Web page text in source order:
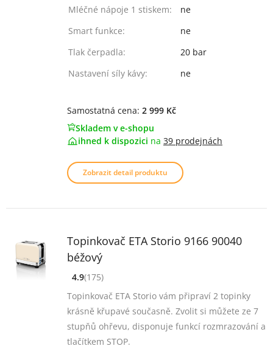
Mléčné nápoje 1 stiskem:
ne
Smart funkce:
ne
Tlak čerpadla:
20 bar
Nastavení síly kávy:
ne
Samostatná cena: 2 999 Kč
Skladem v e-shopu
ihned k dispozici na 39 prodejnách
Zobrazit detail produktu
Topinkovač ETA Storio 9166 90040
béžový
[common_new:review_aria]
([common_new:rating_count] 175)
4.9
z 5
4.9(175)
Topinkovač ETA Storio vám připraví 2 topinky
krásně křupavé současně. Zvolit si můžete ze 7
stupňů ohřevu, disponuje funkcí rozmrazování a
tlačítkem STOP.